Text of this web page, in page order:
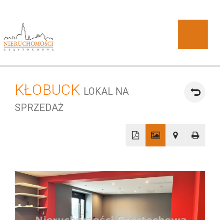
firmie
KŁOBUCK LOKAL NA
SPRZEDAŻ
−